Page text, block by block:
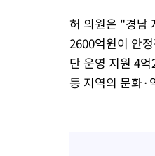
[속보]종합특검, '관저이
민주 콩고 에볼라환자 4천
허 의원은 "경남
2600억원이 안
단 운영 지원 4
등 지역의 문화·